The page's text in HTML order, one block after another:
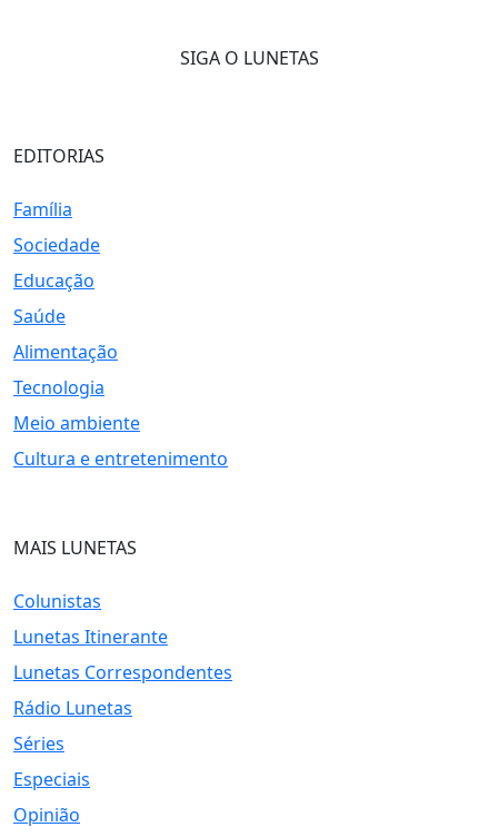
SIGA O LUNETAS
EDITORIAS
Família
Sociedade
Educação
Saúde
Alimentação
Tecnologia
Meio ambiente
Cultura e entretenimento
MAIS LUNETAS
Colunistas
Lunetas Itinerante
Lunetas Correspondentes
Rádio Lunetas
Séries
Especiais
Opinião